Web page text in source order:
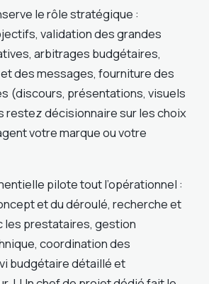
le rôle stratégique :
validation des grandes
arbitrages budgétaires,
des messages, fourniture des
(discours, présentations, visuels
restez décisionnaire sur les choix
votre marque ou votre
pilote tout l’opérationnel :
et du déroulé, recherche et
les prestataires, gestion
coordination des
budgétaire détaillé et